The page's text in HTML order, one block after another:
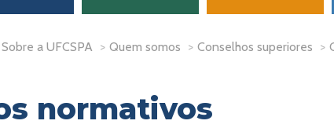
Sobre a UFCSPA > Quem somos > Conselhos superiores >
normativos